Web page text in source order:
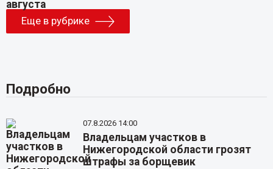
Еще в рубрике
Подробно
07.8.2026 14:00
Владельцам участков в
Нижегородской области грозят
штрафы за борщевик